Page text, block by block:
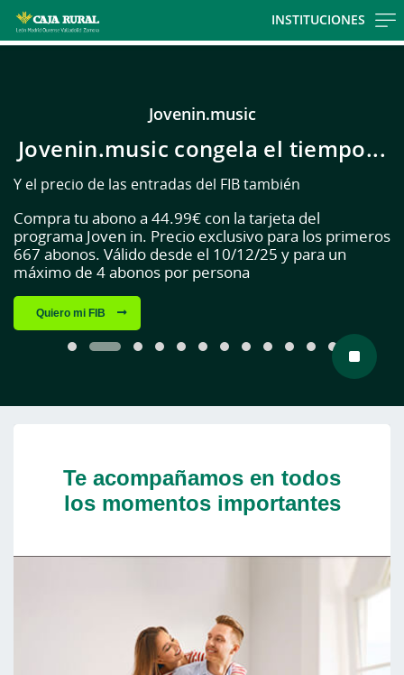
INSTITUCIONES
Jovenin.music
Jovenin.music congela el tiempo...
Y el precio de las entradas del FIB también
Compra tu abono a 44.99€ con la tarjeta del
programa Joven in. Precio exclusivo para los primeros
667 abonos. Válido desde el 10/12/25 y para un
máximo de 4 abonos por persona
Quiero mi FIB
Te acompañamos en todos
los momentos importantes